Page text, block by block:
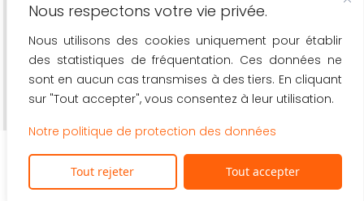
Nous respectons votre vie privée.
Nous utilisons des cookies uniquement pour établir
des statistiques de fréquentation. Ces données ne
sont en aucun cas transmises à des tiers. En cliquant
sur "Tout accepter", vous consentez à leur utilisation.
Notre politique de protection des données
Tout rejeter Tout accepter
Recevez comme les 6776 inscrits une fois par mois
- les actualités du secteur
- le calendrier de nos formations
- les nouveaux outils à votre disposition
OK
©2026 La Boutique de Gestion asbl ·
Protection des données
newsletter
HOSTINGPRAGMACOM